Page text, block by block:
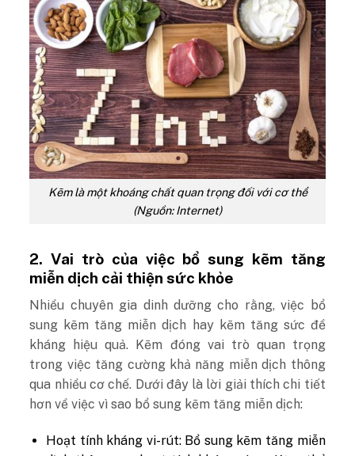
Kẽm là một khoáng chất quan trọng đối với cơ thể
(Nguồn: Internet)
2. Vai trò của việc bổ sung kẽm tăng
miễn dịch cải thiện sức khỏe
Nhiều chuyên gia dinh dưỡng cho rằng, việc bổ
sung kẽm tăng miễn dịch hay kẽm tăng sức đề
kháng hiệu quả. Kẽm đóng vai trò quan trọng
trong việc tăng cường khả năng miễn dịch thông
qua nhiều cơ chế. Dưới đây là lời giải thích chi tiết
hơn về việc vì sao bổ sung kẽm tăng miễn dịch:
Hoạt tính kháng vi-rút: Bổ sung kẽm tăng miễn